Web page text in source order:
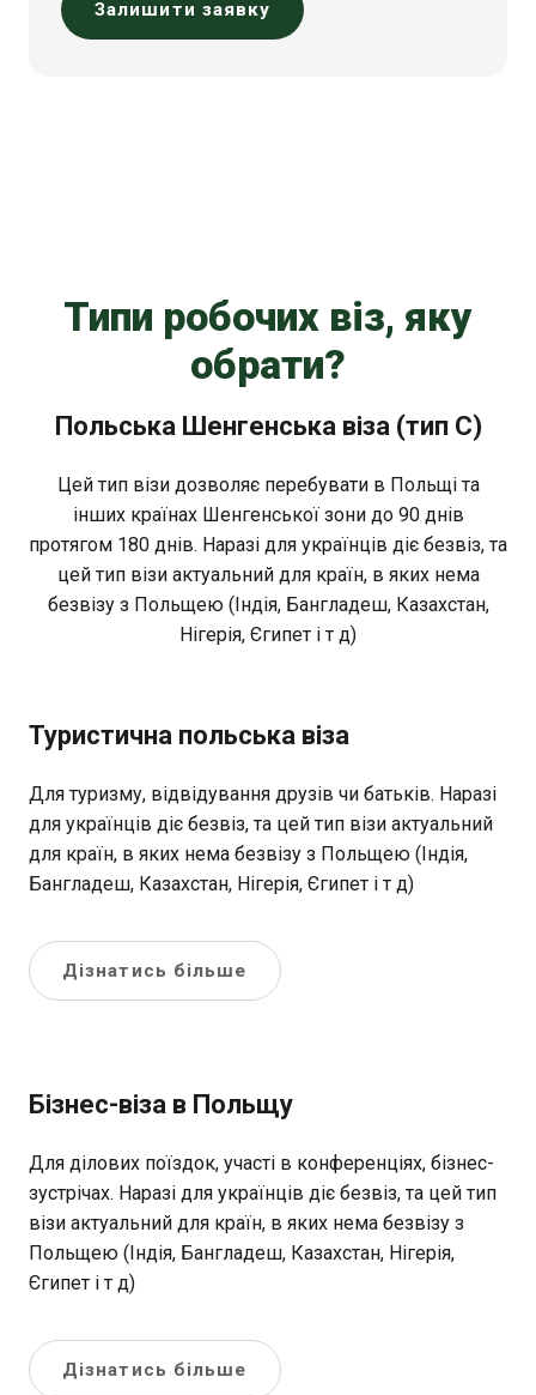
Залишити заявку
Типи робочих віз, яку
обрати?
Польська Шенгенська віза (тип C)
Цей тип візи дозволяє перебувати в Польщі та
інших країнах Шенгенської зони до 90 днів
протягом 180 днів. Наразі для українців діє безвіз, та
цей тип візи актуальний для країн, в яких нема
безвізу з Польщею (Індія, Бангладеш, Казахстан,
Нігерія, Єгипет і т д)
Туристична польська віза
Для туризму, відвідування друзів чи батьків. Наразі
для українців діє безвіз, та цей тип візи актуальний
для країн, в яких нема безвізу з Польщею (Індія,
Бангладеш, Казахстан, Нігерія, Єгипет і т д)
Дізнатись більше
Бізнес-віза в Польщу
Для ділових поїздок, участі в конференціях, бізнес-
зустрічах. Наразі для українців діє безвіз, та цей тип
візи актуальний для країн, в яких нема безвізу з
Польщею (Індія, Бангладеш, Казахстан, Нігерія,
Єгипет і т д)
Дізнатись більше